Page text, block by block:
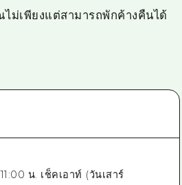
ม่เพียงแต่สามารถพักค้างคืนได้
น. เช็คเอาท์ (วันเสาร์